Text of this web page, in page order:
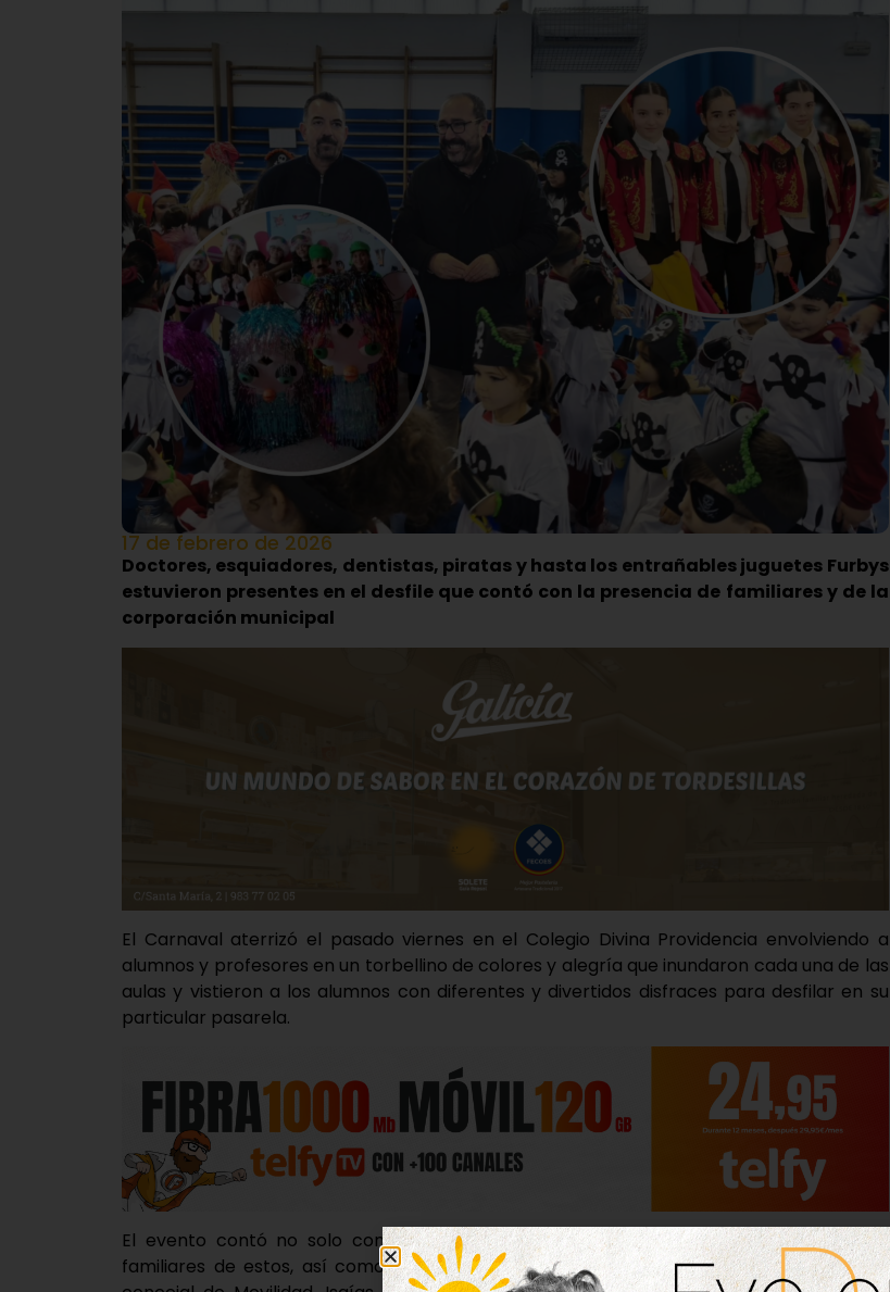
17 de febrero de 2026
Doctores, esquiadores, dentistas, piratas y hasta los entrañables juguetes Furbys
estuvieron presentes en el desfile que contó con la presencia de familiares y de la
corporación municipal
El Carnaval aterrizó el pasado viernes en el Colegio Divina Providencia envolviendo a
alumnos y profesores en un torbellino de colores y alegría que inundaron cada una de las
aulas y vistieron a los alumnos con diferentes y divertidos disfraces para desfilar en su
particular pasarela.
El evento contó no solo con los estudiantes y los profesores, sino también con los
familiares de estos, así como por el alcalde de Tordesillas, Miguel Ángel Oliveira, y el